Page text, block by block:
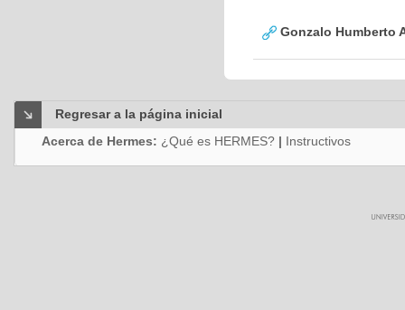
Gonzalo Humberto
Regresar a la página inicial
Acerca de Hermes: ¿Qué es HERMES? | Instructivos